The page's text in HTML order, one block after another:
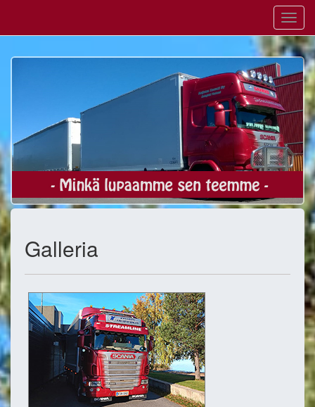
Galleria